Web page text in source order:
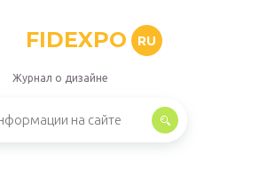
FIDEXPO RU
Журнал о дизайне